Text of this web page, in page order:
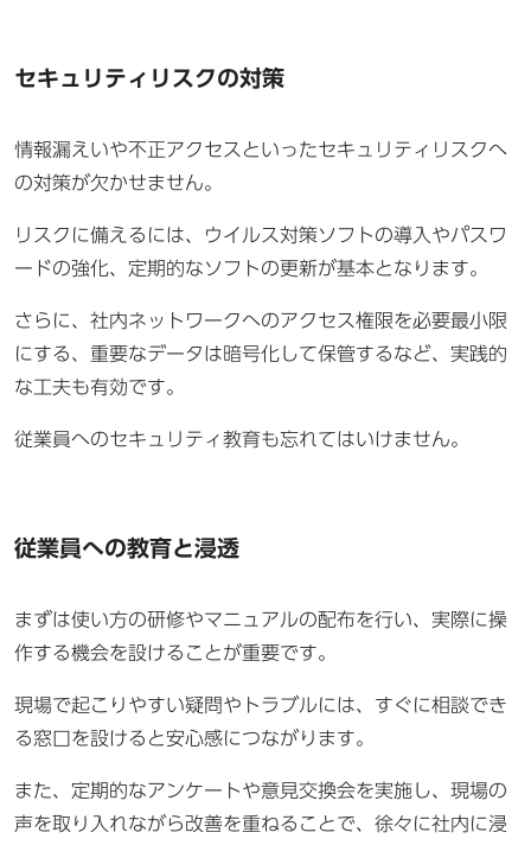
セキュリティリスクの対策
情報漏えいや不正アクセスといったセキュリティリスクへ
の対策が欠かせません。
リスクに備えるには、ウイルス対策ソフトの導入やパスワ
ードの強化、定期的なソフトの更新が基本となります。
さらに、社内ネットワークへのアクセス権限を必要最小限
にする、重要なデータは暗号化して保管するなど、実践的
な工夫も有効です。
従業員へのセキュリティ教育も忘れてはいけません。
従業員への教育と浸透
まずは使い方の研修やマニュアルの配布を行い、実際に操
作する機会を設けることが重要です。
現場で起こりやすい疑問やトラブルには、すぐに相談でき
る窓口を設けると安心感につながります。
また、定期的なアンケートや意見交換会を実施し、現場の
声を取り入れながら改善を重ねることで、徐々に社内に浸